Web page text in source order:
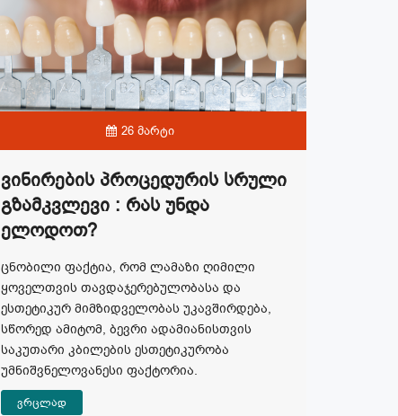
26 მარტი
Ვინირების Პროცედურის Სრული
Გზამკვლევი : Რას Უნდა
Ელოდოთ?
ცნობილი ფაქტია, რომ ლამაზი ღიმილი
ყოველთვის თავდაჯერებულობასა და
ესთეტიკურ მიმზიდველობას უკავშირდება,
სწორედ ამიტომ, ბევრი ადამიანისთვის
საკუთარი კბილების ესთეტიკურობა
უმნიშვნელოვანესი ფაქტორია.
ვრცლად